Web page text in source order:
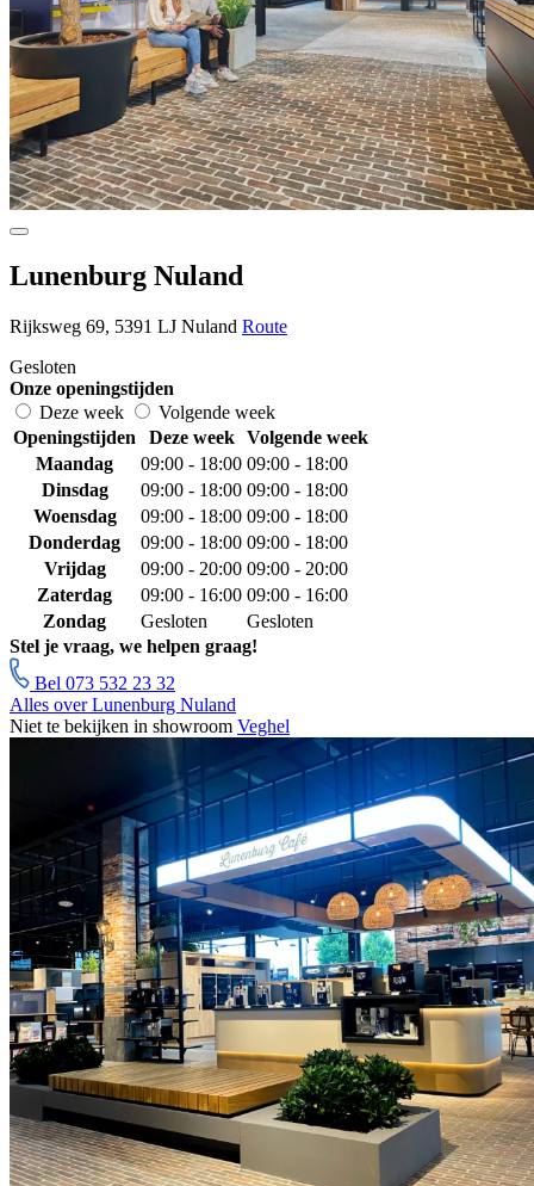
Lunenburg Nuland
Rijksweg 69, 5391 LJ Nuland Route
Gesloten
Onze openingstijden
Deze week
Volgende week
Openingstijden
Deze week
Volgende week
Maandag
09:00 - 18:00 09:00 - 18:00
Dinsdag
09:00 - 18:00 09:00 - 18:00
Woensdag
09:00 - 18:00 09:00 - 18:00
Donderdag
09:00 - 18:00 09:00 - 18:00
Vrijdag
09:00 - 20:00 09:00 - 20:00
Zaterdag
09:00 - 16:00 09:00 - 16:00
Zondag
Gesloten
Gesloten
Stel je vraag, we helpen graag!
Bel 073 532 23 32
Alles over Lunenburg Nuland
Niet te bekijken in showroom Veghel